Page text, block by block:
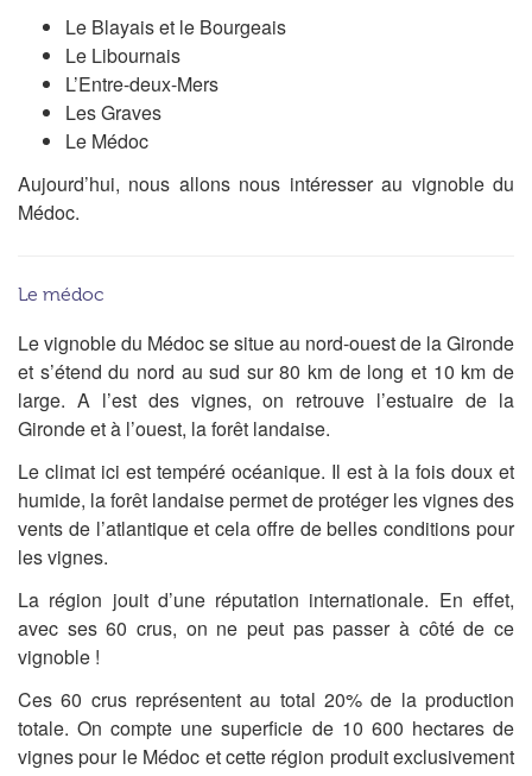
Le Blayais et le Bourgeais
Le Libournais
L’Entre-deux-Mers
Les Graves
Le Médoc
Aujourd’hui, nous allons nous intéresser au vignoble du
Médoc.
Le médoc
Le vignoble du Médoc se situe au nord-ouest de la Gironde
et s’étend du nord au sud sur 80 km de long et 10 km de
large. A l’est des vignes, on retrouve l’estuaire de la
Gironde et à l’ouest, la forêt landaise.
Le climat ici est tempéré océanique. Il est à la fois doux et
humide, la forêt landaise permet de protéger les vignes des
vents de l’atlantique et cela offre de belles conditions pour
les vignes.
La région jouit d’une réputation internationale. En effet,
avec ses 60 crus, on ne peut pas passer à côté de ce
vignoble !
Ces 60 crus représentent au total 20% de la production
totale. On compte une superficie de 10 600 hectares de
vignes pour le Médoc et cette région produit exclusivement